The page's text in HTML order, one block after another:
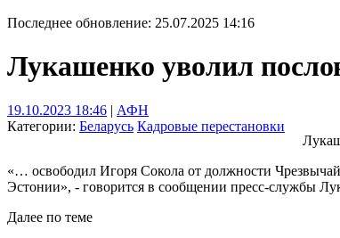
Последнее обновление: 25.07.2025 14:16
Лукашенко уволил
19.10.2023 18:46 | АФН
Категории: Беларусь Кадровые перестановки
«… освободил Игоря Сокола от должности
Эстонии», - говорится в сообщении пресс-службы
Далее по теме